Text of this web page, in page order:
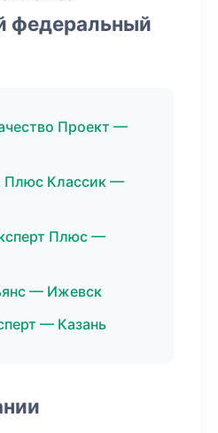
федеральный
Проект —
Плюс Классик —
Плюс —
— Ижевск
— Казань